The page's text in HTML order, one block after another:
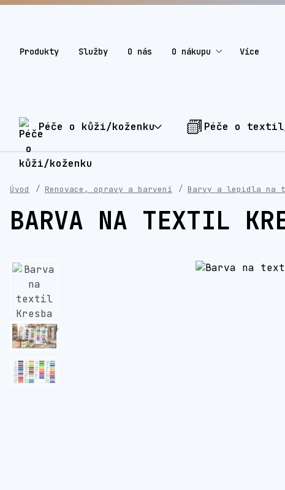
Produkty Služby O nás O nákupu Více
Péče o kůži/koženku Péče o
Úvod Renovace, opravy a barvení Barvy a lepidla na
BARVA NA TEXTIL